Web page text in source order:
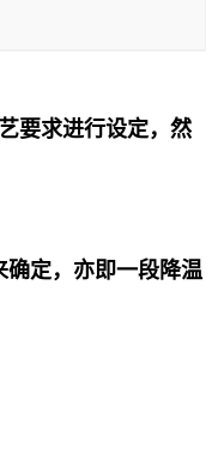
要求进行设定，然
定，亦即一段降温